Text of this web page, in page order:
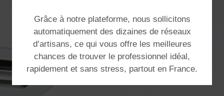
Grâce à notre plateforme, nous sollicitons
automatiquement des dizaines de réseaux
d’artisans, ce qui vous offre les meilleures
chances de trouver le professionnel idéal,
rapidement et sans stress, partout en France.